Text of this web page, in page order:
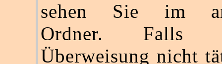
sehen Sie im
Ordner. Falls
Überweisung nicht